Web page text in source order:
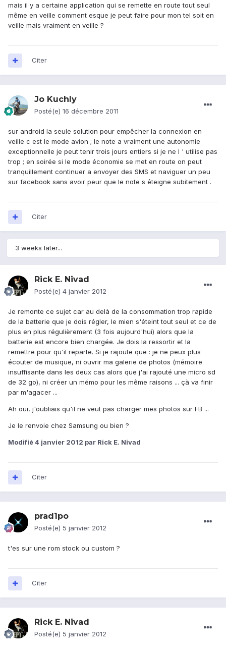
mais il y a certaine application qui se remette en route tout seul
même en veille comment esque je peut faire pour mon tel soit en
veille mais vraiment en veille ?
Citer
Jo Kuchly
Posté(e) 16 décembre 2011
sur android la seule solution pour empêcher la connexion en
veille c est le mode avion ; le note a vraiment une autonomie
exceptionnelle je peut tenir trois jours entiers si je ne l ' utilise pas
trop ; en soirée si le mode économie se met en route on peut
tranquillement continuer a envoyer des SMS et naviguer un peu
sur facebook sans avoir peur que le note s éteigne subitement .
Citer
3 weeks later...
Rick E. Nivad
Posté(e) 4 janvier 2012
Je remonte ce sujet car au delà de la consommation trop rapide
de la batterie que je dois régler, le mien s'éteint tout seul et ce de
plus en plus régulièrement (3 fois aujourd'hui) alors que la
batterie est encore bien chargée. Je dois la ressortir et la
remettre pour qu'il reparte. Si je rajoute que : je ne peux plus
écouter de musique, ni ouvrir ma galerie de photos (mémoire
insuffisante dans les deux cas alors que j'ai rajouté une micro sd
de 32 go), ni créer un mémo pour les même raisons ... çà va finir
par m'agacer ...
Ah oui, j'oubliais qu'il ne veut pas charger mes photos sur FB ...
Je le renvoie chez Samsung ou bien ?
Modifié4 janvier 2012 par Rick E. Nivad
Citer
prad1po
Posté(e) 5 janvier 2012
t'es sur une rom stock ou custom ?
Citer
Rick E. Nivad
Posté(e) 5 janvier 2012